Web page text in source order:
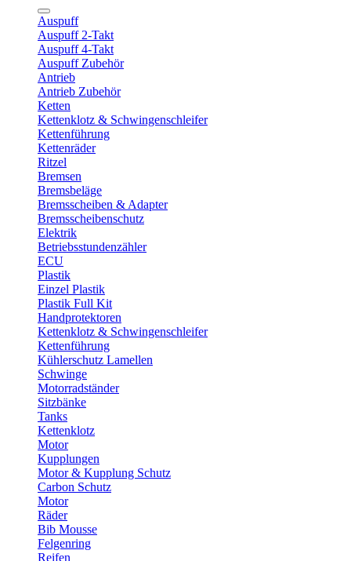
Auspuff
Auspuff 2-Takt
Auspuff 4-Takt
Auspuff Zubehör
Antrieb
Antrieb Zubehör
Ketten
Kettenklotz & Schwingenschleifer
Kettenführung
Kettenräder
Ritzel
Bremsen
Bremsbeläge
Bremsscheiben & Adapter
Bremsscheibenschutz
Elektrik
Betriebsstundenzähler
ECU
Plastik
Einzel Plastik
Plastik Full Kit
Handprotektoren
Kettenklotz & Schwingenschleifer
Kettenführung
Kühlerschutz Lamellen
Schwinge
Motorradständer
Sitzbänke
Tanks
Kettenklotz
Motor
Kupplungen
Motor & Kupplung Schutz
Carbon Schutz
Motor
Räder
Bib Mousse
Felgenring
Reifen